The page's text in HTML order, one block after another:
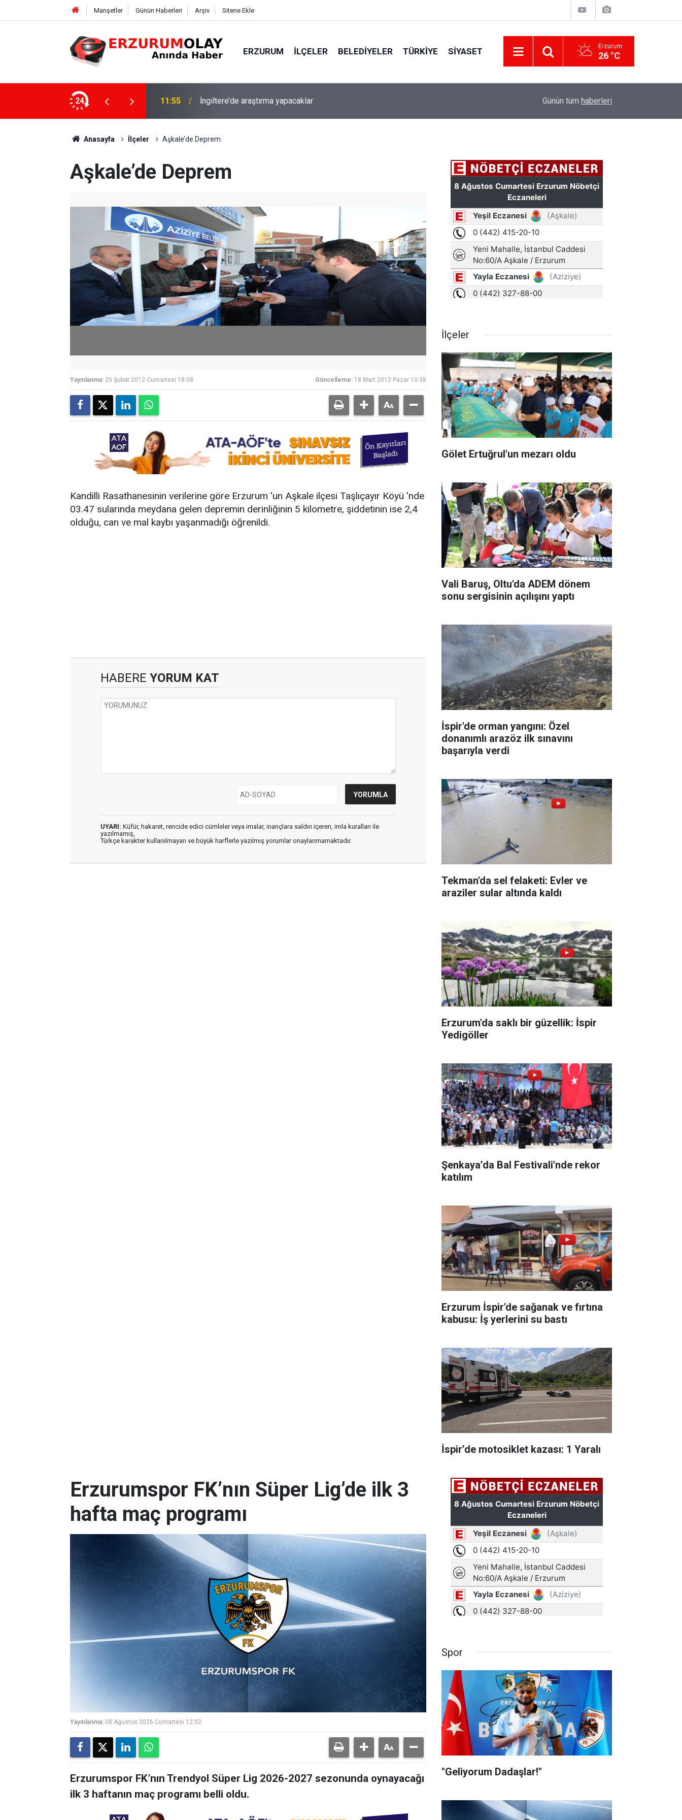
Manşetler Günün Haberleri Arşiv Sitene Ekle
ERZURUM İLÇELER BELEDIYELER TÜRKIYE SIYASET Erzurum
26 °C
24 11:52 Çay sohbeti iddiaya dönüştü Türkiye'de bir ilki yapıyor: Kilim üzerine
Günün tüm haberleri
Anasayfa İlçeler Aşkale’de Deprem
Aşkale’de Deprem
Yayınlanma: 25 Şubat 2012 Cumartesi 18:58 Güncelleme: 18 Mart 2012 Pazar 10:38
Kandilli Rasathanesinin verilerine göre Erzurum 'un Aşkale ilçesi Taşlıçayır Köyü 'nde
03.47 sularında meydana gelen depremin derinliğinin 5 kilometre, şiddetinin ise 2,4
olduğu, can ve mal kaybı yaşanmadığı öğrenildi.
HABERE YORUM KAT
UYARI: Küfür, hakaret, rencide edici cümleler veya imalar, inançlara saldırı içeren, imla kuralları ile
yazılmamış,
Türkçe karakter kullanılmayan ve büyük harflerle yazılmış yorumlar onaylanmamaktadır.
İlçeler
Gölet Ertuğrul'un mezarı oldu
Vali Baruş, Oltu'da ADEM dönem
sonu sergisinin açılışını yaptı
İspir'de orman yangını: Özel
donanımlı arazöz ilk sınavını
başarıyla verdi
Tekman'da sel felaketi: Evler ve
araziler sular altında kaldı
Erzurum'da saklı bir güzellik: İspir
Yedigöller
Şenkaya’da Bal Festivali'nde rekor
katılım
Erzurum İspir'de sağanak ve fırtına
kabusu: İş yerlerini su bastı
İspir’de motosiklet kazası: 1 Yaralı
Erzurumspor FK’nın Süper Lig’de ilk 3
hafta maç programı
Yayınlanma: 08 Ağustos 2026 Cumartesi 12:02
Erzurumspor FK’nın Trendyol Süper Lig 2026-2027 sezonunda oynayacağı
ilk 3 haftanın maç programı belli oldu.
Spor
"Geliyorum Dadaşlar!"